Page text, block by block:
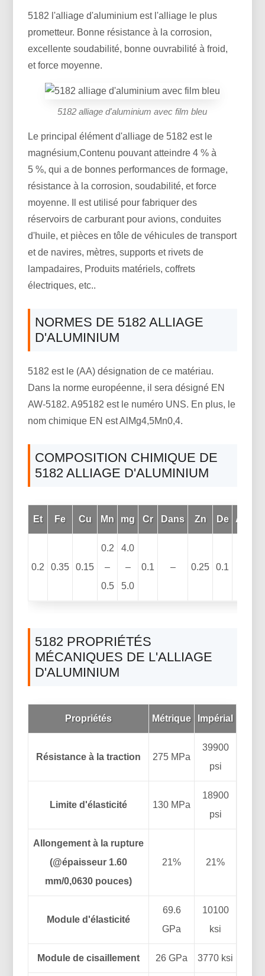
5182 l'alliage d'aluminium est l'alliage le plus
prometteur. Bonne résistance à la corrosion,
excellente soudabilité, bonne ouvrabilité à froid,
et force moyenne.
5182 alliage d'aluminium avec film bleu
Le principal élément d'alliage de 5182 est le
magnésium,Contenu pouvant atteindre 4 % à
5 %, qui a de bonnes performances de formage,
résistance à la corrosion, soudabilité, et force
moyenne. Il est utilisé pour fabriquer des
réservoirs de carburant pour avions, conduites
d'huile, et pièces en tôle de véhicules de transport
et de navires, mètres, supports et rivets de
lampadaires, Produits matériels, coffrets
électriques, etc..
NORMES DE 5182 ALLIAGE
D'ALUMINIUM
5182 est le (AA) désignation de ce matériau.
Dans la norme européenne, il sera désigné EN
AW-5182. A95182 est le numéro UNS. En plus, le
nom chimique EN est AlMg4,5Mn0,4.
COMPOSITION CHIMIQUE DE
5182 ALLIAGE D'ALUMINIUM
Et Fe Cu Mn mg Cr Dans Zn De
0.2 0.35 0.15
0.2
–
0.5
4.0
–
5.0
0.1 – 0.25 0.1
5182 PROPRIÉTÉS
MÉCANIQUES DE L'ALLIAGE
D'ALUMINIUM
Propriétés Métrique Impérial
Résistance à la traction 275 MPa
39900
psi
Limite d'élasticité 130 MPa
18900
psi
Allongement à la rupture
(@épaisseur 1.60
mm/0,0630 pouces)
21% 21%
Module d'élasticité
69.6
GPa
10100
ksi
Module de cisaillement 26 GPa 3770 ksi